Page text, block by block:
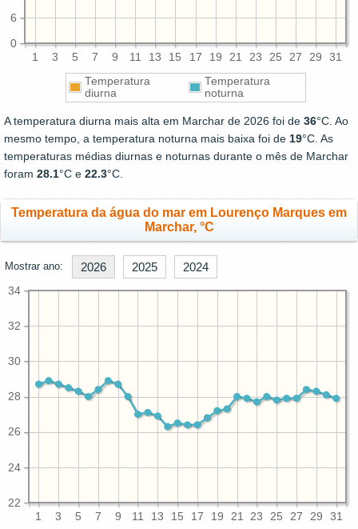
1 3 5 7 9 11 13 15 17 19 21 23 25 27 29 31
0
6
Temperatura
diurna
Temperatura
noturna
A temperatura diurna mais alta em Marchar de 2026 foi de 36°C. Ao
mesmo tempo, a temperatura noturna mais baixa foi de 19°C. As
temperaturas médias diurnas e noturnas durante o mês de Marchar
foram 28.1°C e 22.3°C.
Temperatura da água do mar em Lourenço Marques em
Marchar, °C
Mostrar ano: 2026 2025 2024
1 3 5 7 9 11 13 15 17 19 21 23 25 27 29 31
22
24
26
28
30
32
34